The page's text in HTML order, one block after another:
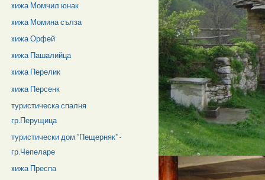
xижа Момчил юнак
xижа Момина сълза
xижа Орфей
xижа Пашалийца
xижа Перелик
xижа Персенк
туристическа спалня
гр.Перущица
туристически дом "Пещерняк" -
гр.Чепеларе
xижа Преспа